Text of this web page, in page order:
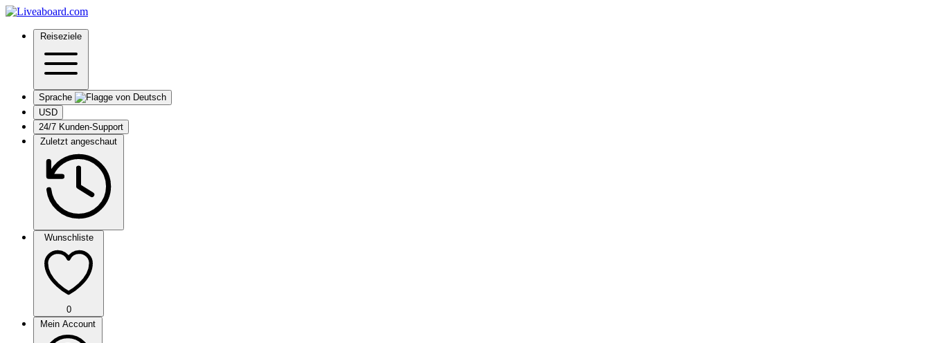
Reiseziele
Sprache
USD
24/7 Kunden-Support
Zuletzt angeschaut
Wunschliste
0
Mein Account